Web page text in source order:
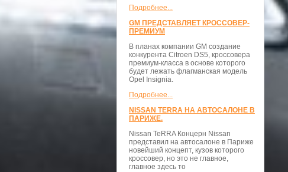
Подробнее...
GM ПРЕДСТАВЛЯЕТ КРОССОВЕР-
ПРЕМИУМ
В планах компании GM создание
конкурента Citroen DS5, кроссовера
премиум-класса в основе которого
будет лежать флагманская модель
Opel Insignia.
Подробнее...
NISSAN TERRA НА АВТОСАЛОНЕ В
ПАРИЖЕ.
Nissan TeRRA Концерн Nissan
представил на автосалоне в Париже
новейший концепт, кузов которого
кроссовер, но это не главное,
главное здесь то